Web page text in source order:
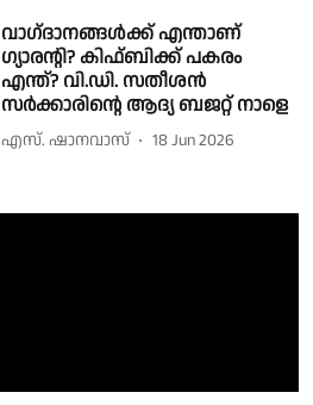
വാഗ്‌ദാനങ്ങള്‍ക്ക് എന്താണ്
ഗ്യാരന്റി? കിഫ്ബിക്ക് പകരം
എന്ത്? വി.ഡി. സതീശന്‍
സര്‍ക്കാരിന്റെ ആദ്യ ബജറ്റ് നാളെ
എസ്. ഷാനവാസ് 18 Jun 2026